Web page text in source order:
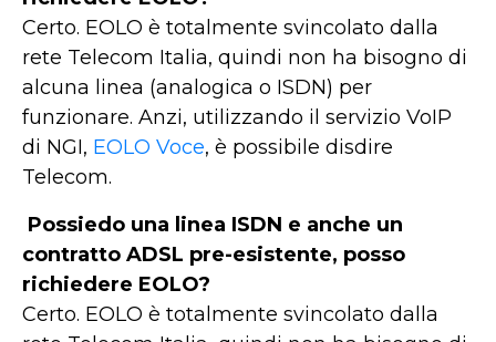
Certo. EOLO è totalmente svincolato dalla
rete Telecom Italia, quindi non ha bisogno di
alcuna linea (analogica o ISDN) per
funzionare. Anzi, utilizzando il servizio VoIP
di NGI, EOLO Voce, è possibile disdire
Telecom.
Possiedo una linea ISDN e anche un
contratto ADSL pre-esistente, posso
richiedere EOLO?
Certo. EOLO è totalmente svincolato dalla